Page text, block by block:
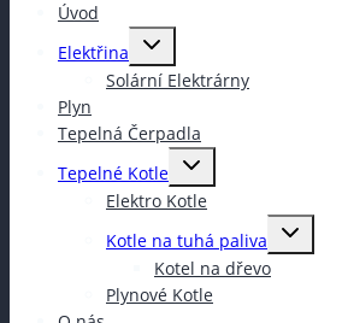
Úvod
Elektřina
Toggle
menu
Solární Elektrárny
Plyn
Tepelná Čerpadla
Tepelné Kotle
Toggle
menu
Elektro Kotle
Kotle na tuhá paliva
Toggle
Kotel na dřevo
Plynové Kotle